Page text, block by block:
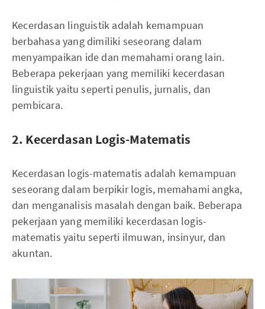
Kecerdasan linguistik adalah kemampuan
berbahasa yang dimiliki seseorang dalam
menyampaikan ide dan memahami orang lain.
Beberapa pekerjaan yang memiliki kecerdasan
linguistik yaitu seperti penulis, jurnalis, dan
pembicara.
2. Kecerdasan Logis-Matematis
Kecerdasan logis-matematis adalah kemampuan
seseorang dalam berpikir logis, memahami angka,
dan menganalisis masalah dengan baik. Beberapa
pekerjaan yang memiliki kecerdasan logis-
matematis yaitu seperti ilmuwan, insinyur, dan
akuntan.